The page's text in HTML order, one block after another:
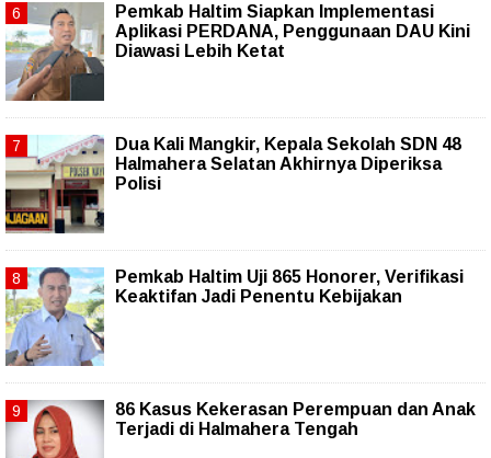
Pemkab Haltim Siapkan Implementasi
Aplikasi PERDANA, Penggunaan DAU Kini
Diawasi Lebih Ketat
Dua Kali Mangkir, Kepala Sekolah SDN 48
Halmahera Selatan Akhirnya Diperiksa
Polisi
Pemkab Haltim Uji 865 Honorer, Verifikasi
Keaktifan Jadi Penentu Kebijakan
86 Kasus Kekerasan Perempuan dan Anak
Terjadi di Halmahera Tengah